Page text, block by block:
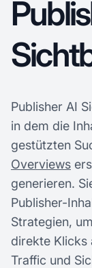
Publisher AI
in dem die
gestützten
Overviews
generieren.
Publisher-
Strategien,
direkte Klicks
Traffic und